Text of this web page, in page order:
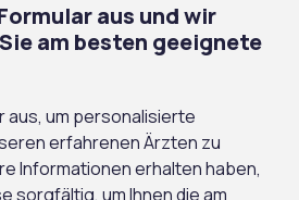
aus und wir
am besten geeignete
aus, um personalisierte
erfahrenen Ärzten zu
Informationen erhalten haben,
sorgfältig, um Ihnen die am